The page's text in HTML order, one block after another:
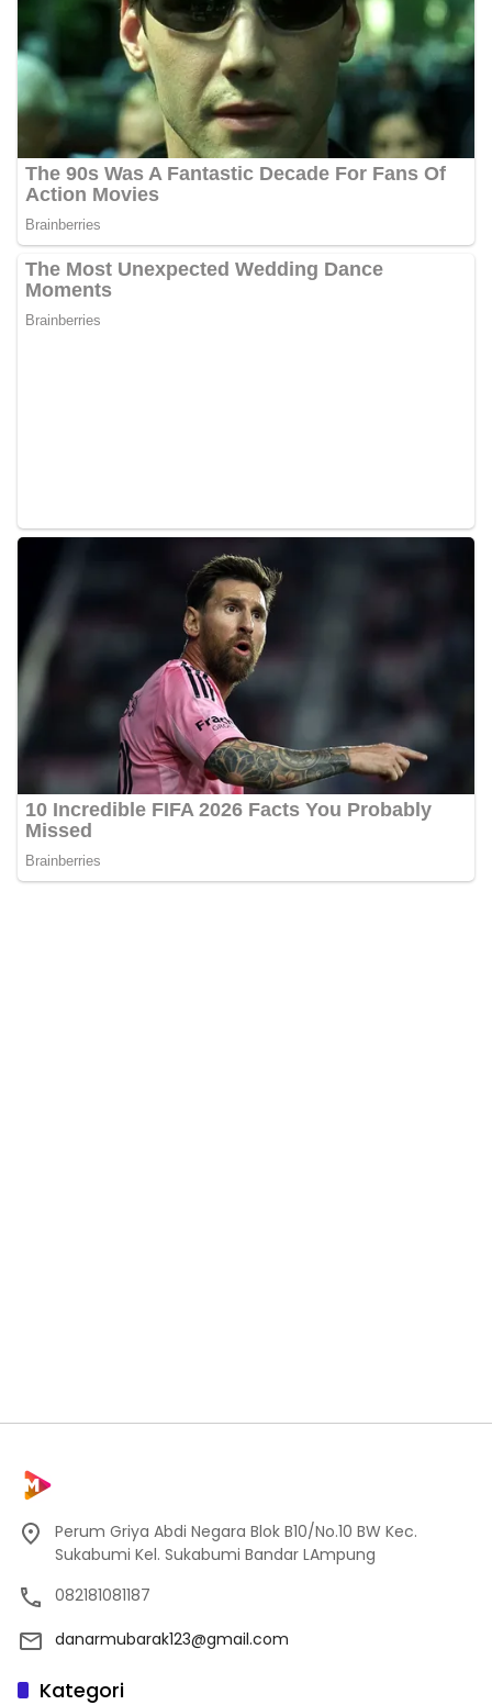
Perum Griya Abdi Negara Blok B10/No.10 BW Kec.
Sukabumi Kel. Sukabumi Bandar LAmpung
082181081187
danarmubarak123@gmail.com
Kategori